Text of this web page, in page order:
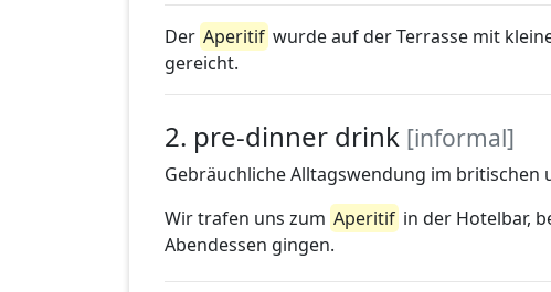
Der Aperitif wurde auf der Terrasse mit
gereicht.
2. pre-dinner drink [informal]
Gebräuchliche Alltagswendung im
Wir trafen uns zum Aperitif in der Hotelbar,
Abendessen gingen.